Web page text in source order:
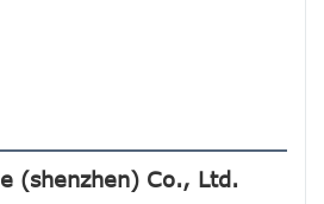
(shenzhen) Co., Ltd.